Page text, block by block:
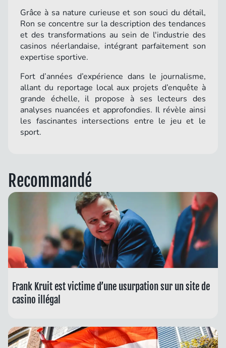
Grâce à sa nature curieuse et son souci du détail,
Ron se concentre sur la description des tendances
et des transformations au sein de l'industrie des
casinos néerlandaise, intégrant parfaitement son
expertise sportive.
Fort d’années d’expérience dans le journalisme,
allant du reportage local aux projets d’enquête à
grande échelle, il propose à ses lecteurs des
analyses nuancées et approfondies. Il révèle ainsi
les fascinantes intersections entre le jeu et le
sport.
Recommandé
Frank Kruit est victime d’une usurpation sur un site de
casino illégal